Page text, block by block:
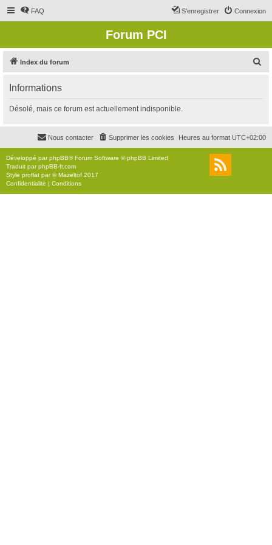
FAQ Connexion
S’enregistrer
Forum PCI
Index du forum
r
c
r
Informations
Désolé, mais ce forum est actuellement indisponible.
Heures au format UTC+02:00
Supprimer les cookies
Nous contacter
Développé parphpBB® Forum Software © phpBB Limited
Traduit parphpBB-fr.com
Style proflat par ©Mazeltof 2017
Confidentialité | Conditions